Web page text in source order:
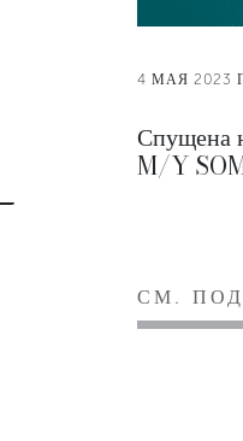
4 МАЯ 2023
Спущена
M/Y
СМ.